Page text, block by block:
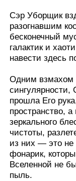
Сэр Уборщик
разогнавшим
бесконечный
галактик и
навести здесь
Одним взмахом
сингулярности,
прошла Его
пространство,
зеркального
чистоты,
из них — это не
фонарик,
Вселенной не
пыль.